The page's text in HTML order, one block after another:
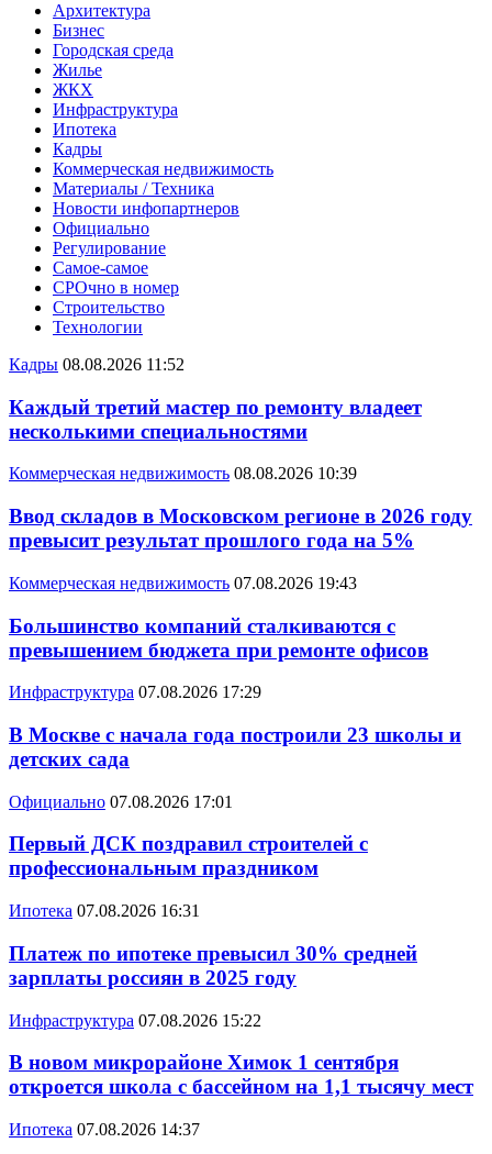
Архитектура
Бизнес
Городская среда
Жилье
ЖКХ
Инфраструктура
Ипотека
Кадры
Коммерческая недвижимость
Материалы / Техника
Новости инфопартнеров
Официально
Регулирование
Самое-самое
СРОчно в номер
Строительство
Технологии
Кадры 08.08.2026 11:52
Каждый третий мастер по ремонту владеет
несколькими специальностями
Коммерческая недвижимость 08.08.2026 10:39
Ввод складов в Московском регионе в 2026 году
превысит результат прошлого года на 5%
Коммерческая недвижимость 07.08.2026 19:43
Большинство компаний сталкиваются с
превышением бюджета при ремонте офисов
Инфраструктура 07.08.2026 17:29
В Москве с начала года построили 23 школы и
детских сада
Официально 07.08.2026 17:01
Первый ДСК поздравил строителей с
профессиональным праздником
Ипотека 07.08.2026 16:31
Платеж по ипотеке превысил 30% средней
зарплаты россиян в 2025 году
Инфраструктура 07.08.2026 15:22
В новом микрорайоне Химок 1 сентября
откроется школа с бассейном на 1,1 тысячу мест
Ипотека 07.08.2026 14:37